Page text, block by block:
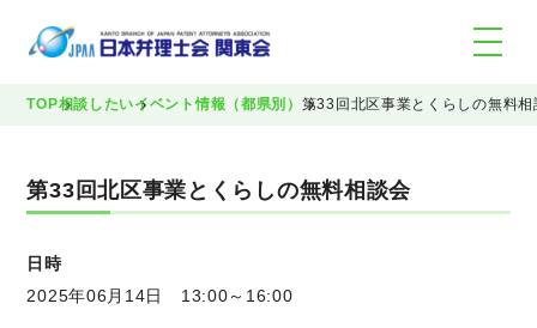
TOP相談したいイベント情報（都県別） 第33回北区事業とくらしの無料相
第33回北区事業とくらしの無料相談会
日時
2025年06月14日 13:00～16:00